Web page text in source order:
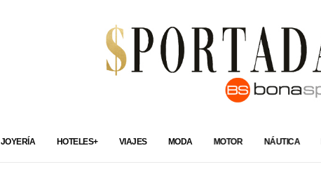
JOYERÍA HOTELES+ VIAJES MODA MOTOR NÁUTICA